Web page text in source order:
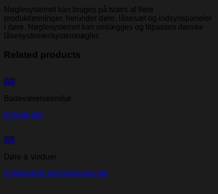
Nøglesystemet kan bruges på tværs af flere
produktløsninger, herunder døre, låsesæt og indsynspaneler
i døre. Nøglesystemet kan omlægges og tilpasses danske
låsesystemer/systemnøgler.
Related products
Vis
Badeværelsesmiljø
Ensuite dør
Vis
Døre & vinduer
Collapsable anti-barricade dør